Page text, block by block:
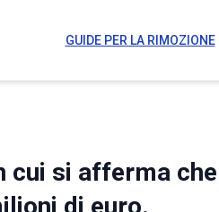
GUIDE PER LA RIMOZIONE
cui si afferma